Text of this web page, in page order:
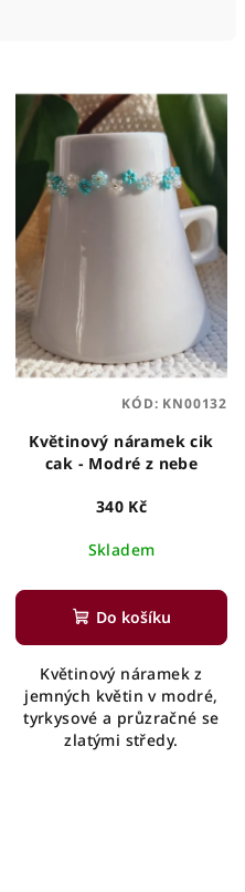
Květinový náramek cik
cak - Modré z nebe
340 Kč
Skladem
Do košíku
Květinový náramek z
jemných květin v modré,
tyrkysové a průzračné se
zlatými středy.
KÓD: KN00132